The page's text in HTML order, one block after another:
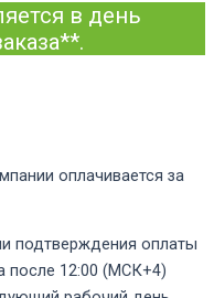
в день
оплачивается за
подтверждения оплаты
после 12:00 (МСК+4)